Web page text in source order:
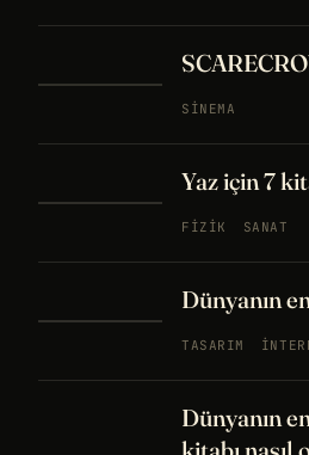
SINEMA
Yaz için 7
FIZIK SANAT
Dünyanın
TASARIM
Dünyanın